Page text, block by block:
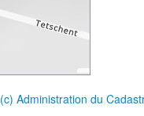
(c) Administration du